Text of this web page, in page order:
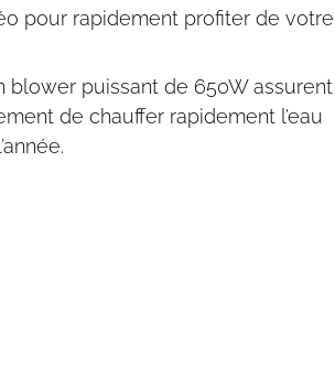
pour rapidement profiter de votre
blower puissant de 650W assurent
de chauffer rapidement l’eau